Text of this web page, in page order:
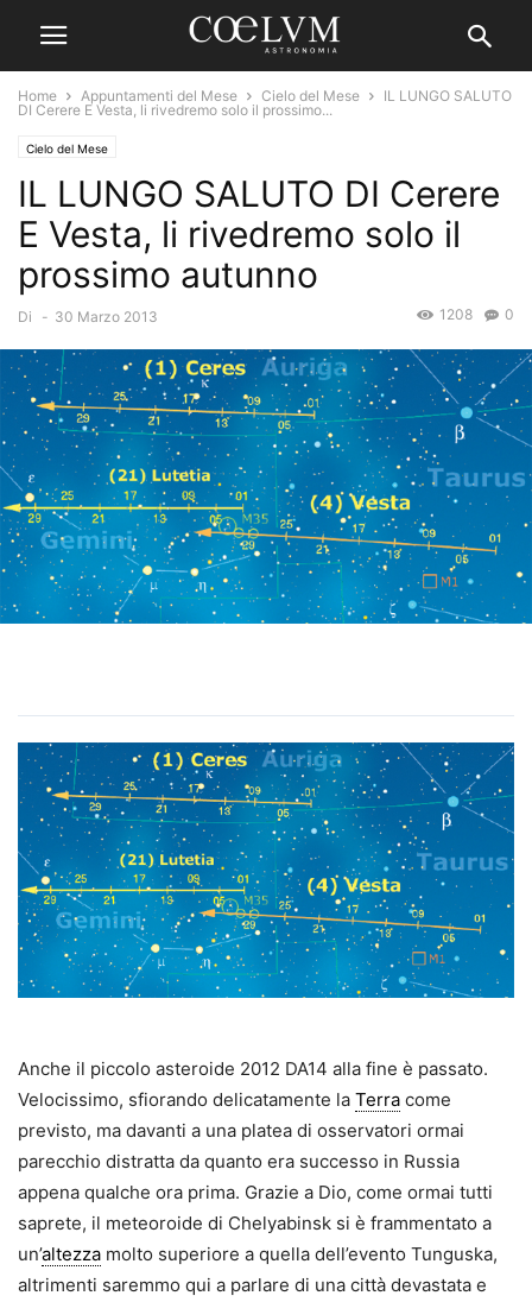
Home Appuntamenti del Mese Cielo del Mese
IL LUNGO SALUTO
DI Cerere E Vesta, li rivedremo solo il prossimo...
Cielo del Mese
IL LUNGO SALUTO DI Cerere
E Vesta, li rivedremo solo il
prossimo autunno
Di - 30 Marzo 2013 0
1208
Anche il piccolo asteroide 2012 DA14 alla fine è passato.
Velocissimo, sfiorando delicatamente la Terra come
previsto, ma davanti a una platea di osservatori ormai
parecchio distratta da quanto era successo in Russia
appena qualche ora prima. Grazie a Dio, come ormai tutti
saprete, il meteoroide di Chelyabinsk si è frammentato a
un’altezza molto superiore a quella dell’evento Tunguska,
altrimenti saremmo qui a parlare di una città devastata e